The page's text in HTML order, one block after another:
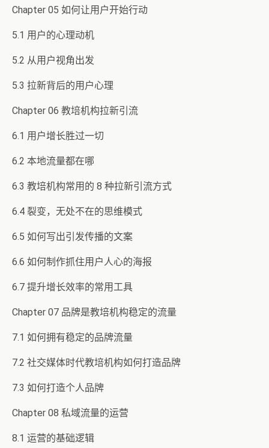
Chapter 05 如何让用户开始行动
5.1 用户的心理动机
5.2 从用户视角出发
5.3 拉新背后的用户心理
Chapter 06 教培机构拉新引流
6.1 用户增长胜过一切
6.2 本地流量都在哪
6.3 教培机构常用的 8 种拉新引流方式
6.4 裂变，无处不在的思维模式
6.5 如何写出引发传播的文案
6.6 如何制作抓住用户人心的海报
6.7 提升增长效率的常用工具
Chapter 07 品牌是教培机构稳定的流量
7.1 如何拥有稳定的品牌流量
7.2 社交媒体时代教培机构如何打造品牌
7.3 如何打造个人品牌
Chapter 08 私域流量的运营
8.1 运营的基础逻辑